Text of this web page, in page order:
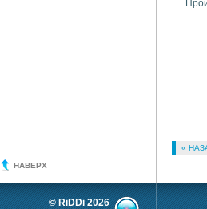
«
НАВЕРХ
© RiDDi 2026